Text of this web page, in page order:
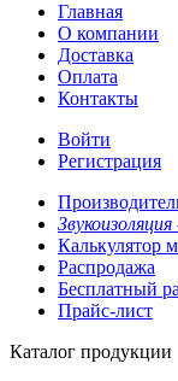
Главная
О компании
Доставка
Оплата
Контакты
Войти
Регистрация
Звукоизоляция
Калькулятор
Распродажа
Бесплатный
Прайс-лист
Каталог продукции